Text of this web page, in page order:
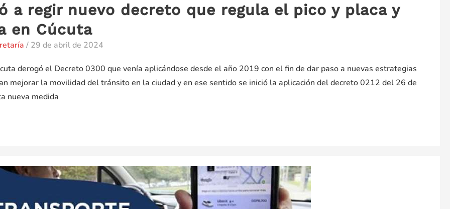
a regir nuevo decreto que regula el pico y placa y
en Cúcuta
/ 29 de abril de 2024
derogó el Decreto 0300 que venía aplicándose desde el año 2019 con el fin de dar paso a nuevas estrategias
mejorar la movilidad del tránsito en la ciudad y en ese sentido se inició la aplicación del decreto 0212 del 26 de
nueva medida